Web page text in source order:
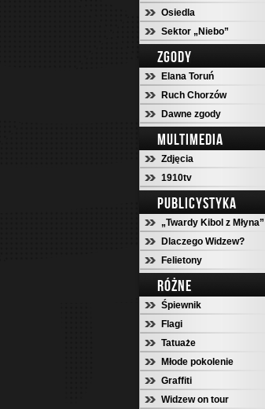
Osiedla
Sektor „Niebo”
ZGODY
Elana Toruń
Ruch Chorzów
Dawne zgody
MULTIMEDIA
Zdjęcia
1910tv
PUBLICYSTYKA
„Twardy Kibol z Młyna”
Dlaczego Widzew?
Felietony
RÓŻNE
Śpiewnik
Flagi
Tatuaże
Młode pokolenie
Graffiti
Widzew on tour